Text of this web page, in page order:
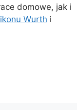
domowe, jak i
Wurth i